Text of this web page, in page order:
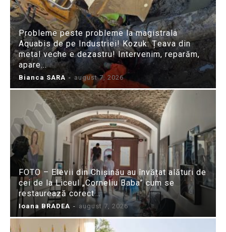
Probleme peste probleme la magistrala
Aquabis de pe Industriei! Kozuk: Țeava din
metal veche e dezastru! Intervenim, reparăm,
apare...
Bianca SARA - august 7, 2026
FOTO – Elevii din Chișinău au învățat alături de
cei de la Liceul „Corneliu Baba” cum se
restaurează corect...
Ioana BRADEA - august 7, 2026